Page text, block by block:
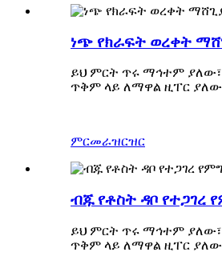
ነጭ የክራፍት ወረቀት
ይህ ምርት ጥሩ ማኅተም ያለው፣
ጥቅም ላይ ለማዋል ዚፐር
ምርመራዝርዝር
ብጁ የቶስት ዳቦ የተጋገረ
ይህ ምርት ጥሩ ማኅተም ያለው፣
ጥቅም ላይ ለማዋል ዚፐር